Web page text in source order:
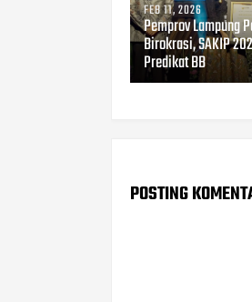
FEB 11, 2026
Pemprov Lampung
Birokrasi, SAKIP
Predikat BB
POSTING